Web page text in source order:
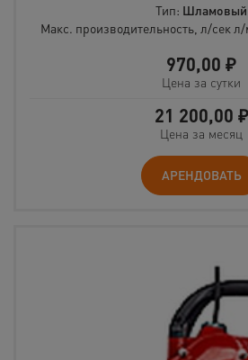
Тип: Шламовый
Макс. производительность, л/сек
970,00 ₽
Цена за сутки
21 200,00 ₽
Цена за месяц
АРЕНДОВАТЬ